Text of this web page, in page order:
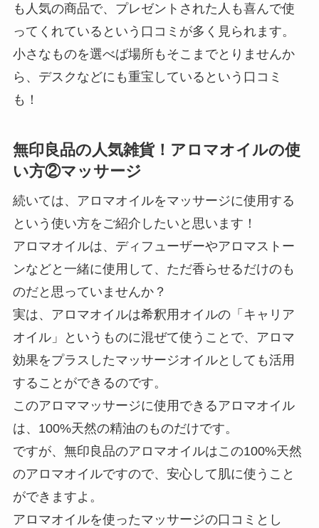
も人気の商品で、プレゼントされた人も喜んで使
ってくれているという口コミが多く見られます。
小さなものを選べば場所もそこまでとりませんか
ら、デスクなどにも重宝しているという口コミ
も！
無印良品の人気雑貨！アロマオイルの使
い方②マッサージ
続いては、アロマオイルをマッサージに使用する
という使い方をご紹介したいと思います！
アロマオイルは、ディフューザーやアロマストー
ンなどと一緒に使用して、ただ香らせるだけのも
のだと思っていませんか？
実は、アロマオイルは希釈用オイルの「キャリア
オイル」というものに混ぜて使うことで、アロマ
効果をプラスしたマッサージオイルとしても活用
することができるのです。
このアロママッサージに使用できるアロマオイル
は、100%天然の精油のものだけです。
ですが、無印良品のアロマオイルはこの100%天然
のアロマオイルですので、安心して肌に使うこと
ができますよ。
アロマオイルを使ったマッサージの口コミとし